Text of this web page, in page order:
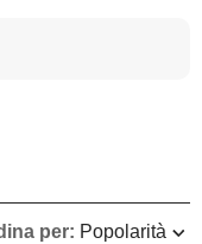
per: Popolarità